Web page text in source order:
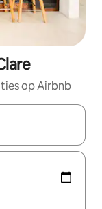
op Airbnb
je een keuze